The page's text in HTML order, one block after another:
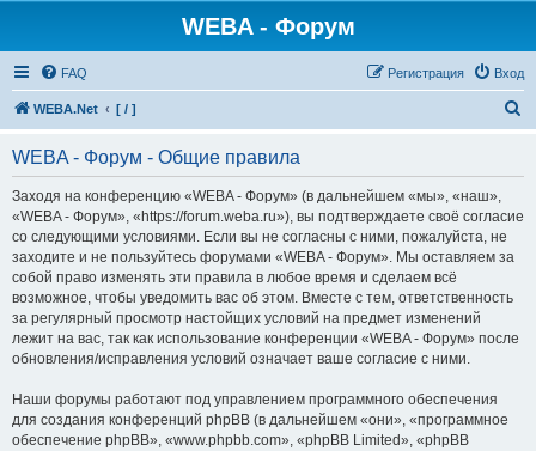
WEBA - Форум
FAQ Вход
Регистрация
WEBA.Net [ / ]
WEBA - Форум - Общие правила
Заходя на конференцию «WEBA - Форум» (в дальнейшем «мы», «наш»,
«WEBA - Форум», «https://forum.weba.ru»), вы подтверждаете своё согласие
со следующими условиями. Если вы не согласны с ними, пожалуйста, не
заходите и не пользуйтесь форумами «WEBA - Форум». Мы оставляем за
собой право изменять эти правила в любое время и сделаем всё
возможное, чтобы уведомить вас об этом. Вместе с тем, ответственность
за регулярный просмотр настойщих условий на предмет изменений
лежит на вас, так как использование конференции «WEBA - Форум» после
обновления/исправления условий означает ваше согласие с ними.
Наши форумы работают под управлением программного обеспечения
для создания конференций phpBB (в дальнейшем «они», «программное
обеспечение phpBB», «www.phpbb.com», «phpBB Limited», «phpBB